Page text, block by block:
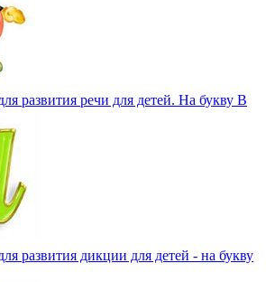
развития речи для детей. На букву В
развития дикции для детей - на букву